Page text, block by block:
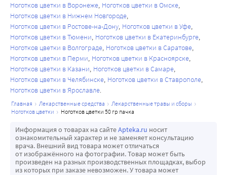
Ноготков цветки в Воронеже Ноготков цветки в Омске
Ноготков цветки в Нижнем Новгороде
Ноготков цветки в Ростове-на-Дону Ноготков цветки в Уфе
Ноготков цветки в Тюмени Ноготков цветки в Екатеринбурге
Ноготков цветки в Волгограде Ноготков цветки в Саратове
Ноготков цветки в Перми Ноготков цветки в Красноярске
Ноготков цветки в Казани Ноготков цветки в Самаре
Ноготков цветки в Челябинске Ноготков цветки в Ставрополе
Ноготков цветки в Ярославле
главная лекарственные средства
лекарственные травы и сборы
ноготков цветки
ноготков цветки 50 гр пачка
Информация о товарах на сайтеApteka.ru носит
ознакомительный характер и не заменяет консультацию
врача. Внешний вид товара может отличаться
от изображённого на фотографии. Товар может быть
произведен на разных производственных площадках, выбор
из которых при заказе невозможен. У товара может